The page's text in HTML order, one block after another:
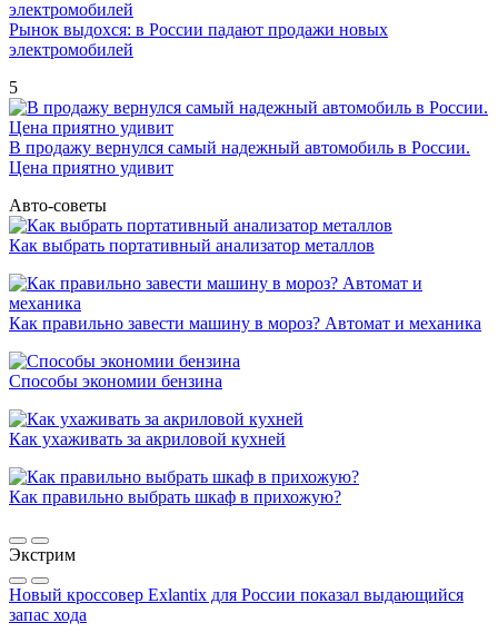
Рынок выдохся: в России падают продажи новых
электромобилей
5
В продажу вернулся самый надежный автомобиль в России.
Цена приятно удивит
Авто-советы
Как выбрать портативный анализатор металлов
Как правильно завести машину в мороз? Автомат и механика
Способы экономии бензина
Как ухаживать за акриловой кухней
Как правильно выбрать шкаф в прихожую?
Экстрим
Новый кроссовер Exlantix для России показал выдающийся
запас хода